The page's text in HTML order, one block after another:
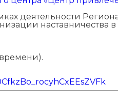
деятельности
наставничества в